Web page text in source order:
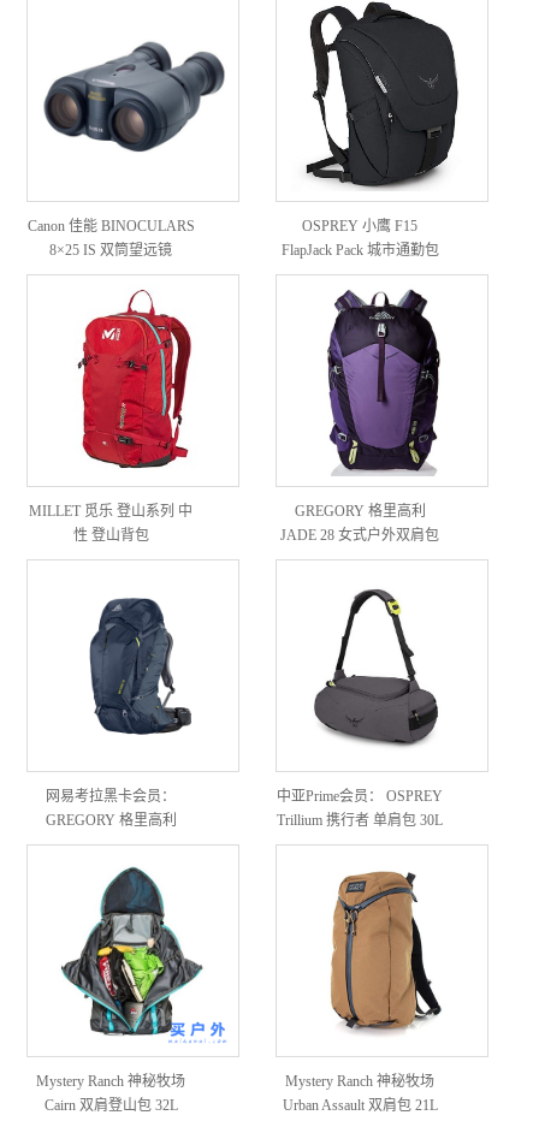
Canon 佳能 BINOCULARS
8×25 IS 双筒望远镜
OSPREY 小鹰 F15
FlapJack Pack 城市通勤包
MILLET 觅乐 登山系列 中
性 登山背包
GREGORY 格里高利
JADE 28 女式户外双肩包
28L
网易考拉黑卡会员：
GREGORY 格里高利
Baltoro 75 顶级款重装户外
背包 +凑单品
中亚Prime会员： OSPREY
Trillium 携行者 单肩包 30L
Mystery Ranch 神秘牧场
Cairn 双肩登山包 32L
Mystery Ranch 神秘牧场
Urban Assault 双肩包 21L